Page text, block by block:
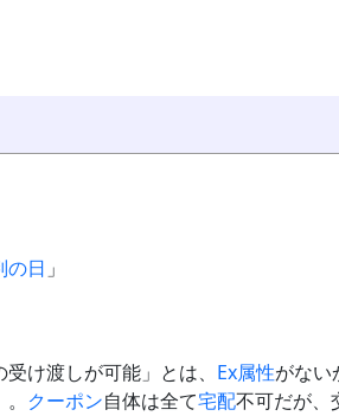
の日 」
受け渡しが可能」とは、 Ex属性がない
クーポン自体は全て宅配不可だが、